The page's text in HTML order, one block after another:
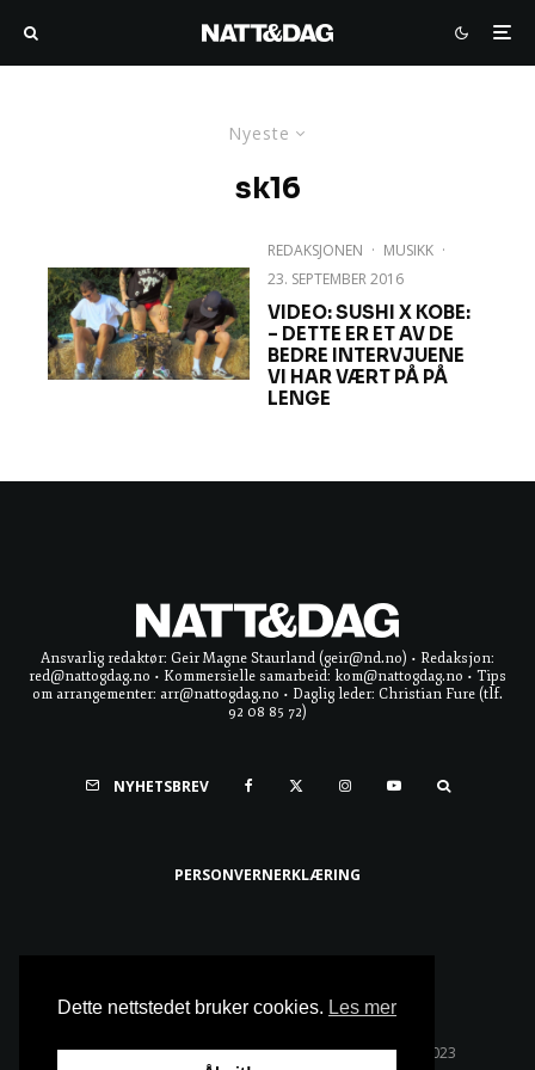
Nyeste
sk16
REDAKSJONEN · MUSIKK ·
23. SEPTEMBER 2016
VIDEO: SUSHI X KOBE:
– DETTE ER ET AV DE
BEDRE INTERVJUENE
VI HAR VÆRT PÅ PÅ
LENGE
Ansvarlig redaktør: Geir Magne Staurland (geir@nd.no) • Redaksjon:
red@nattogdag.no • Kommersielle samarbeid: kom@nattogdag.no • Tips
om arrangementer: arr@nattogdag.no • Daglig leder: Christian Fure (tlf.
92 08 85 72)
NYHETSBREV
PERSONVERNERKLÆRING
Alle rettigheter reservert • Copyright © Natt & Dag 2023
Dette nettstedet bruker cookies. Les mer